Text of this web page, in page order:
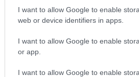
I want to allow Google to enable
web or device identifiers in apps.
I want to allow Google to enable
or app.
I want to allow Google to enable